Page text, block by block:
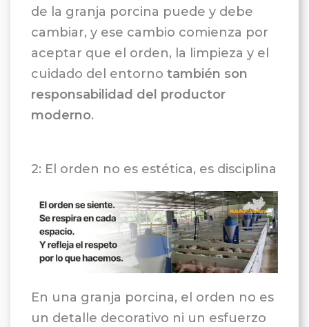
de la granja porcina puede y debe
cambiar, y ese cambio comienza por
aceptar que el orden, la limpieza y el
cuidado del entorno también son
responsabilidad del productor
moderno.
2: El orden no es estética, es disciplina
En una granja porcina, el orden no es
un detalle decorativo ni un esfuerzo